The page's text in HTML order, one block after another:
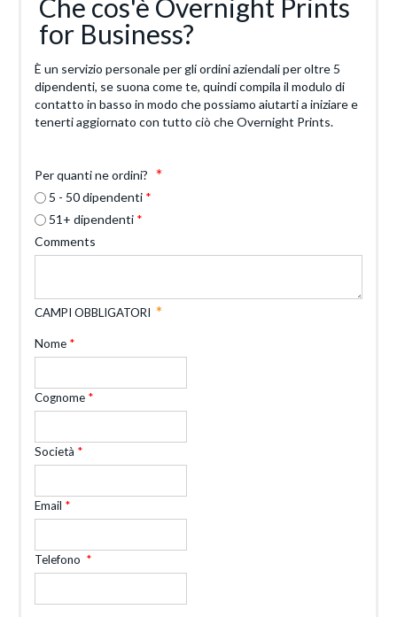
Che cos'è Overnight Prints
for Business?
È un servizio personale per gli ordini aziendali per oltre 5
dipendenti, se suona come te, quindi compila il modulo di
contatto in basso in modo che possiamo aiutarti a iniziare e
tenerti aggiornato con tutto ciò che Overnight Prints.
Per quanti ne ordini?
5 - 50 dipendenti
51+ dipendenti
Comments
CAMPI OBBLIGATORI
Nome
Cognome
Società
Email
Telefono